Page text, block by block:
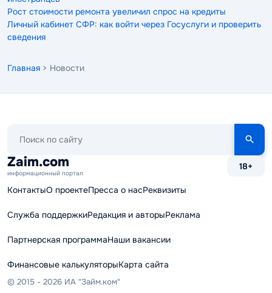
Рост стоимости ремонта увеличил спрос на кредиты
Личный кабинет СФР: как войти через Госуслуги и проверить
сведения
Главная > Новости
сайту
Zaim.com
информационный портал
18+
КонтактыО проектеПресса о насРеквизиты
Служба поддержкиРедакция и авторыРеклама
Партнерская программаНаши вакансии
Финансовые калькуляторыКарта сайта
© 2015 - 2026 ИА "Займ.ком"